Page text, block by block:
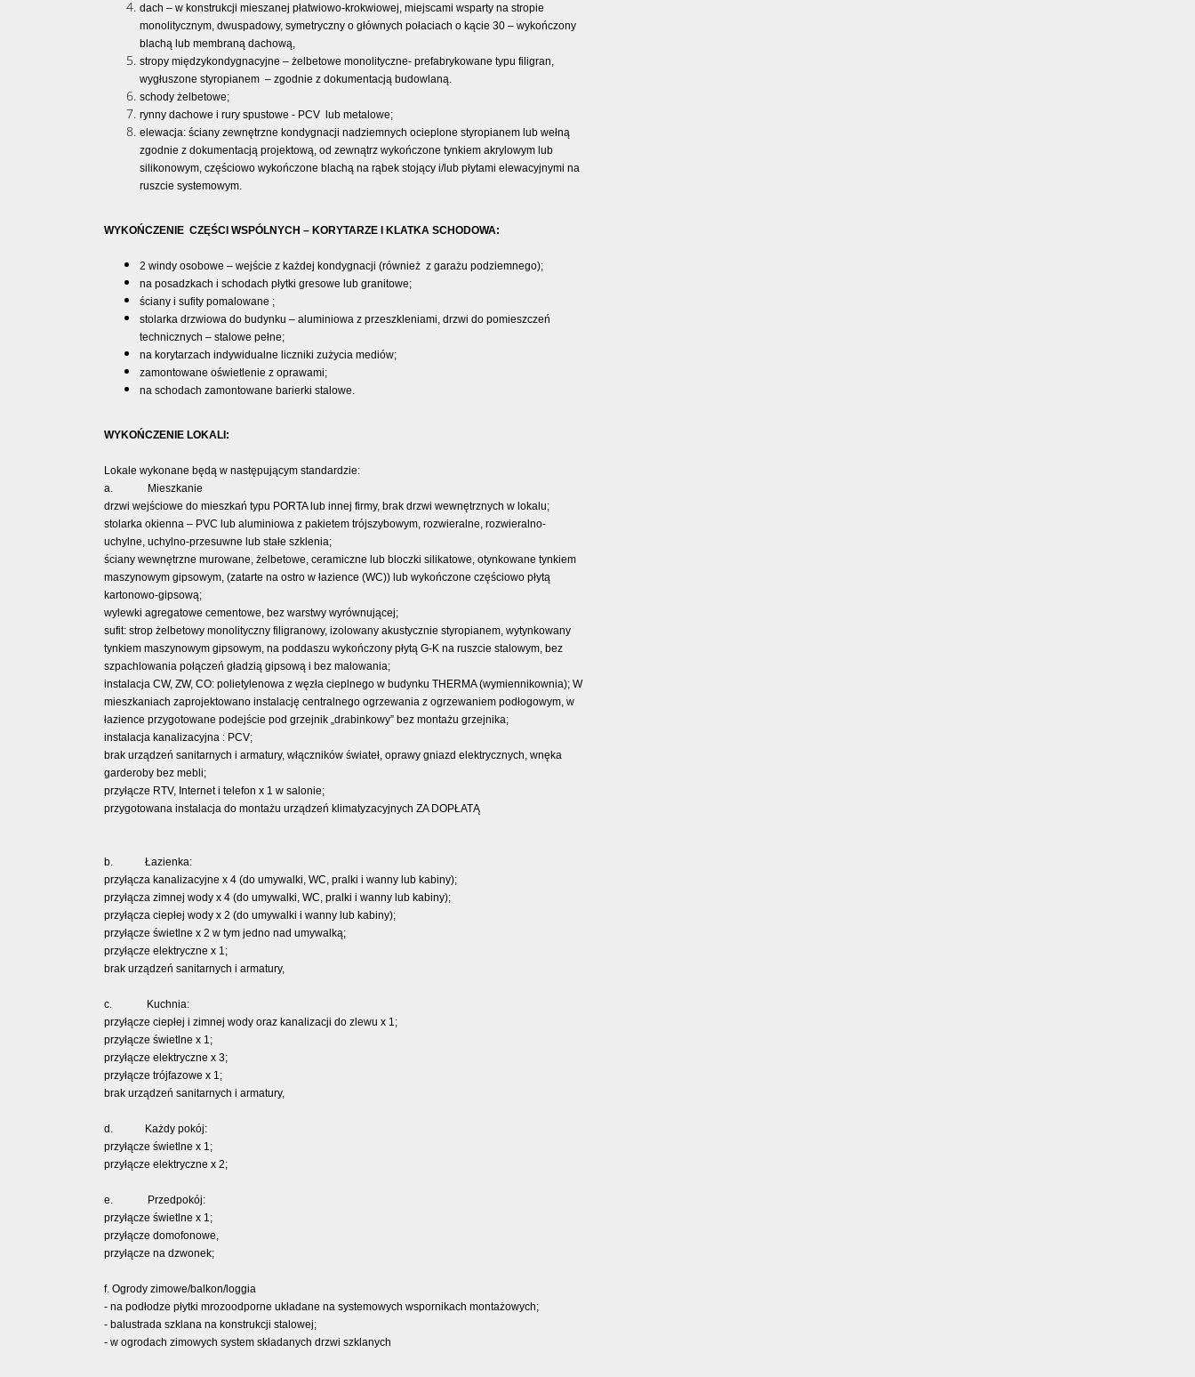
dach – w konstrukcji mieszanej płatwiowo-krokwiowej, miejscami wsparty na stropie
monolitycznym, dwuspadowy, symetryczny o głównych połaciach o kącie 30 – wykończony
blachą lub membraną dachową,
stropy międzykondygnacyjne – żelbetowe monolityczne- prefabrykowane typu filigran,
wygłuszone styropianem – zgodnie z dokumentacją budowlaną.
schody żelbetowe;
rynny dachowe i rury spustowe - PCV lub metalowe;
elewacja: ściany zewnętrzne kondygnacji nadziemnych ocieplone styropianem lub wełną
zgodnie z dokumentacją projektową, od zewnątrz wykończone tynkiem akrylowym lub
silikonowym, częściowo wykończone blachą na rąbek stojący i/lub płytami elewacyjnymi na
ruszcie systemowym.
WYKOŃCZENIE CZĘŚCI WSPÓLNYCH – KORYTARZE I KLATKA SCHODOWA:
2 windy osobowe – wejście z każdej kondygnacji (również z garażu podziemnego);
na posadzkach i schodach płytki gresowe lub granitowe;
ściany i sufity pomalowane ;
stolarka drzwiowa do budynku – aluminiowa z przeszkleniami, drzwi do pomieszczeń
technicznych – stalowe pełne;
na korytarzach indywidualne liczniki zużycia mediów;
zamontowane oświetlenie z oprawami;
na schodach zamontowane barierki stalowe.
WYKOŃCZENIE LOKALI:
Lokale wykonane będą w następującym standardzie:
a. Mieszkanie
drzwi wejściowe do mieszkań typu PORTA lub innej firmy, brak drzwi wewnętrznych w lokalu;
stolarka okienna – PVC lub aluminiowa z pakietem trójszybowym, rozwieralne, rozwieralno-
uchylne, uchylno-przesuwne lub stałe szklenia;
ściany wewnętrzne murowane, żelbetowe, ceramiczne lub bloczki silikatowe, otynkowane tynkiem
maszynowym gipsowym, (zatarte na ostro w łazience (WC)) lub wykończone częściowo płytą
kartonowo-gipsową;
wylewki agregatowe cementowe, bez warstwy wyrównującej;
sufit: strop żelbetowy monolityczny filigranowy, izolowany akustycznie styropianem, wytynkowany
tynkiem maszynowym gipsowym, na poddaszu wykończony płytą G-K na ruszcie stalowym, bez
szpachlowania połączeń gładzią gipsową i bez malowania;
instalacja CW, ZW, CO: polietylenowa z węzła cieplnego w budynku THERMA (wymiennikownia); W
mieszkaniach zaprojektowano instalację centralnego ogrzewania z ogrzewaniem podłogowym, w
łazience przygotowane podejście pod grzejnik „drabinkowy” bez montażu grzejnika;
instalacja kanalizacyjna : PCV;
brak urządzeń sanitarnych i armatury, włączników świateł, oprawy gniazd elektrycznych, wnęka
garderoby bez mebli;
przyłącze RTV, Internet i telefon x 1 w salonie;
przygotowana instalacja do montażu urządzeń klimatyzacyjnych ZA DOPŁATĄ
b. Łazienka:
przyłącza kanalizacyjne x 4 (do umywalki, WC, pralki i wanny lub kabiny);
przyłącza zimnej wody x 4 (do umywalki, WC, pralki i wanny lub kabiny);
przyłącza ciepłej wody x 2 (do umywalki i wanny lub kabiny);
przyłącze świetlne x 2 w tym jedno nad umywalką;
przyłącze elektryczne x 1;
brak urządzeń sanitarnych i armatury,
c. Kuchnia:
przyłącze ciepłej i zimnej wody oraz kanalizacji do zlewu x 1;
przyłącze świetlne x 1;
przyłącze elektryczne x 3;
przyłącze trójfazowe x 1;
brak urządzeń sanitarnych i armatury,
d. Każdy pokój:
przyłącze świetlne x 1;
przyłącze elektryczne x 2;
e. Przedpokój:
przyłącze świetlne x 1;
przyłącze domofonowe,
przyłącze na dzwonek;
f. Ogrody zimowe/balkon/loggia
- na podłodze płytki mrozoodporne układane na systemowych wspornikach montażowych;
- balustrada szklana na konstrukcji stalowej;
- w ogrodach zimowych system składanych drzwi szklanych